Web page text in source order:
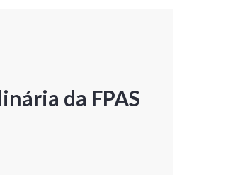
da FPAS